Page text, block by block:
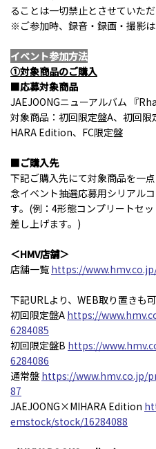
ることは一切禁止とさせていただ
※ご参加時、録音・録画・撮影は
イベント参加方法
①対象商品のご購入
■応募対象商品
JAEJOONGニューアルバム 『
対象商品：初回限定盤A、初回
HARA Edition、FC限定盤
■ご購入先
下記ご購入先にて対象商品を一
念イベント抽選応募用シリアル
す。(例：4形態コンプリートセ
差し上げます。)
＜HMV店舗＞
店舗一覧 https://
下記URLより、WEB取り置きも可
初回限定盤A https://
6284085
初回限定盤B https://
6284086
通常盤 https://www.hmv.co.jp/
87
JAEJOONG×MIHARA Edition
emstock/stock/16284088